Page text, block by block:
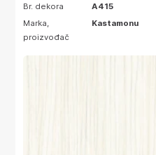
Br. dekora
A415
Marka,
proizvođač
Kastamonu